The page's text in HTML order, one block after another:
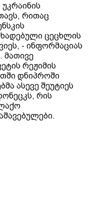
რითაც
ცეცხლის
- ინფორმაციას
მათივე
რეჟიმის
დნიპროში
ასევე შეუტიეს
რის